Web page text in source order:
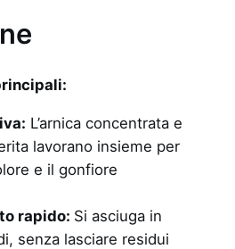
L’arnica concentrata e
lavorano insieme per
e il gonfiore
rapido: Si asciuga in
senza lasciare residui